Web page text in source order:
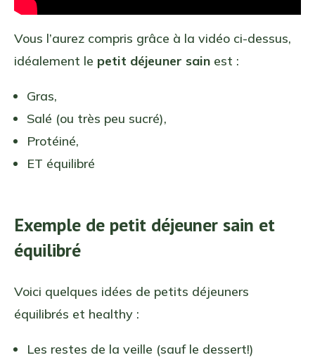
Vous l’aurez compris grâce à la vidéo ci-dessus,
idéalement le petit déjeuner sain est :
Gras,
Salé (ou très peu sucré),
Protéiné,
ET équilibré
Exemple de petit déjeuner sain et
équilibré
Voici quelques idées de petits déjeuners
équilibrés et healthy :
Les restes de la veille (sauf le dessert!)